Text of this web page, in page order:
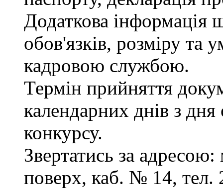
Додаткова інформація
обов'язків, розміру та
кадровою службою.
Термін прийняття
календарних днів з
конкурсу.
Звертатись за
поверх, каб. № 14, тел.